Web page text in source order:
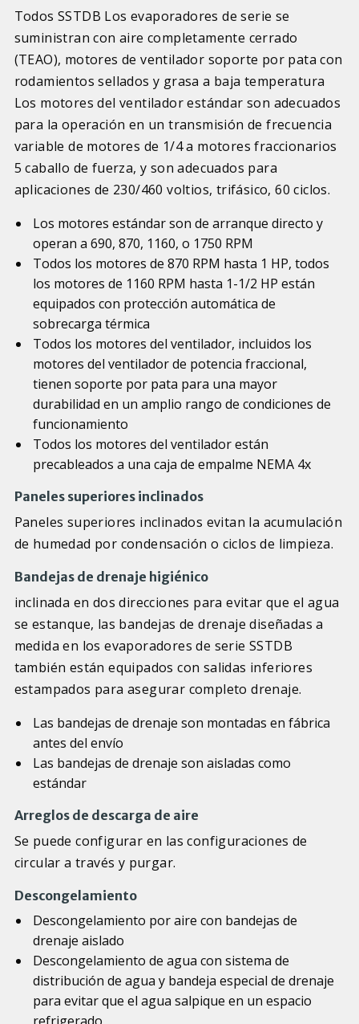
Todos SSTDB Los evaporadores de serie se
suministran con aire completamente cerrado
(TEAO), motores de ventilador soporte por pata con
rodamientos sellados y grasa a baja temperatura
Los motores del ventilador estándar son adecuados
para la operación en un transmisión de frecuencia
variable de motores de 1/4 a motores fraccionarios
5 caballo de fuerza, y son adecuados para
aplicaciones de 230/460 voltios, trifásico, 60 ciclos.
Los motores estándar son de arranque directo y
operan a 690, 870, 1160, o 1750 RPM
Todos los motores de 870 RPM hasta 1 HP, todos
los motores de 1160 RPM hasta 1-1/2 HP están
equipados con protección automática de
sobrecarga térmica
Todos los motores del ventilador, incluidos los
motores del ventilador de potencia fraccional,
tienen soporte por pata para una mayor
durabilidad en un amplio rango de condiciones de
funcionamiento
Todos los motores del ventilador están
precableados a una caja de empalme NEMA 4x
Paneles superiores inclinados
Paneles superiores inclinados evitan la acumulación
de humedad por condensación o ciclos de limpieza.
Bandejas de drenaje higiénico
inclinada en dos direcciones para evitar que el agua
se estanque, las bandejas de drenaje diseñadas a
medida en los evaporadores de serie SSTDB
también están equipados con salidas inferiores
estampados para asegurar completo drenaje.
Las bandejas de drenaje son montadas en fábrica
antes del envío
Las bandejas de drenaje son aisladas como
estándar
Arreglos de descarga de aire
Se puede configurar en las configuraciones de
circular a través y purgar.
Descongelamiento
Descongelamiento por aire con bandejas de
drenaje aislado
Descongelamiento de agua con sistema de
distribución de agua y bandeja especial de drenaje
para evitar que el agua salpique en un espacio